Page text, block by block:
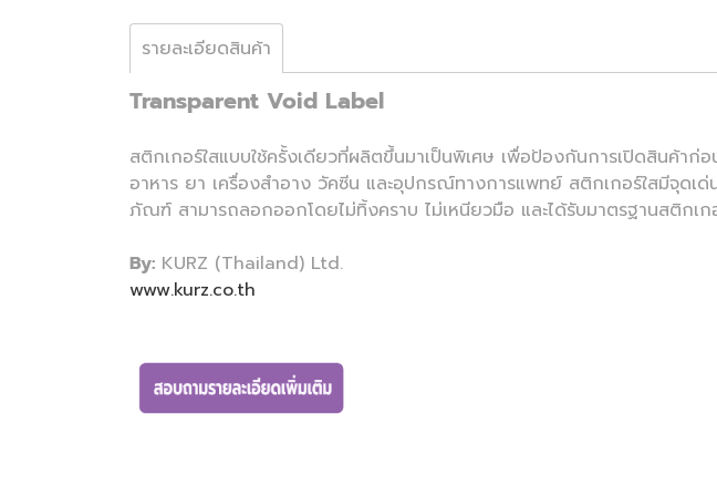
รายละเอียดสินค้า
Transparent Void Label
สติกเกอร์ใสแบบใช้ครั้งเดียวที่ผลิตขึ้นมาเป็นพิเศษ เพื่อป้องกันการเปิดสินค้
อาหาร ยา เครื่องสำอาง วัคซีน และอุปกรณ์ทางการแพทย์ สติกเกอร์ใสมีจุด
ภัณฑ์ สามารถลอกออกโดยไม่ทิ้งคราบ ไม่เหนียวมือ และได้รับมาตรฐานสติกเก
By: KURZ (Thailand) Ltd.
www.kurz.co.th